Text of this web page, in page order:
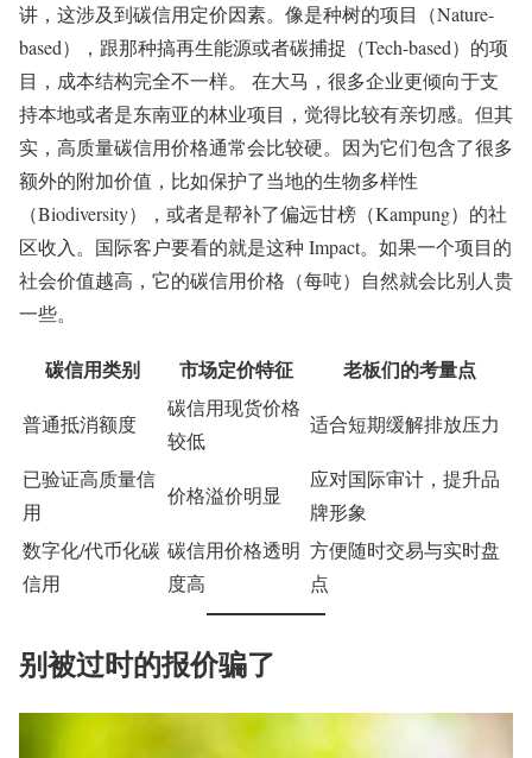
讲，这涉及到碳信用定价因素。像是种树的项目（Nature-
based），跟那种搞再生能源或者碳捕捉（Tech-based）的项
目，成本结构完全不一样。 在大马，很多企业更倾向于支
持本地或者是东南亚的林业项目，觉得比较有亲切感。但其
实，高质量碳信用价格通常会比较硬。因为它们包含了很多
额外的附加价值，比如保护了当地的生物多样性
（Biodiversity），或者是帮补了偏远甘榜（Kampung）的社
区收入。国际客户要看的就是这种 Impact。如果一个项目的
社会价值越高，它的碳信用价格（每吨）自然就会比别人贵
一些。
碳信用类别 市场定价特征 老板们的考量点
普通抵消额度
碳信用现货价格
较低
适合短期缓解排放压力
已验证高质量信
用
价格溢价明显
应对国际审计，提升品
牌形象
数字化/代币化碳
信用
碳信用价格透明
度高
方便随时交易与实时盘
点
别被过时的报价骗了